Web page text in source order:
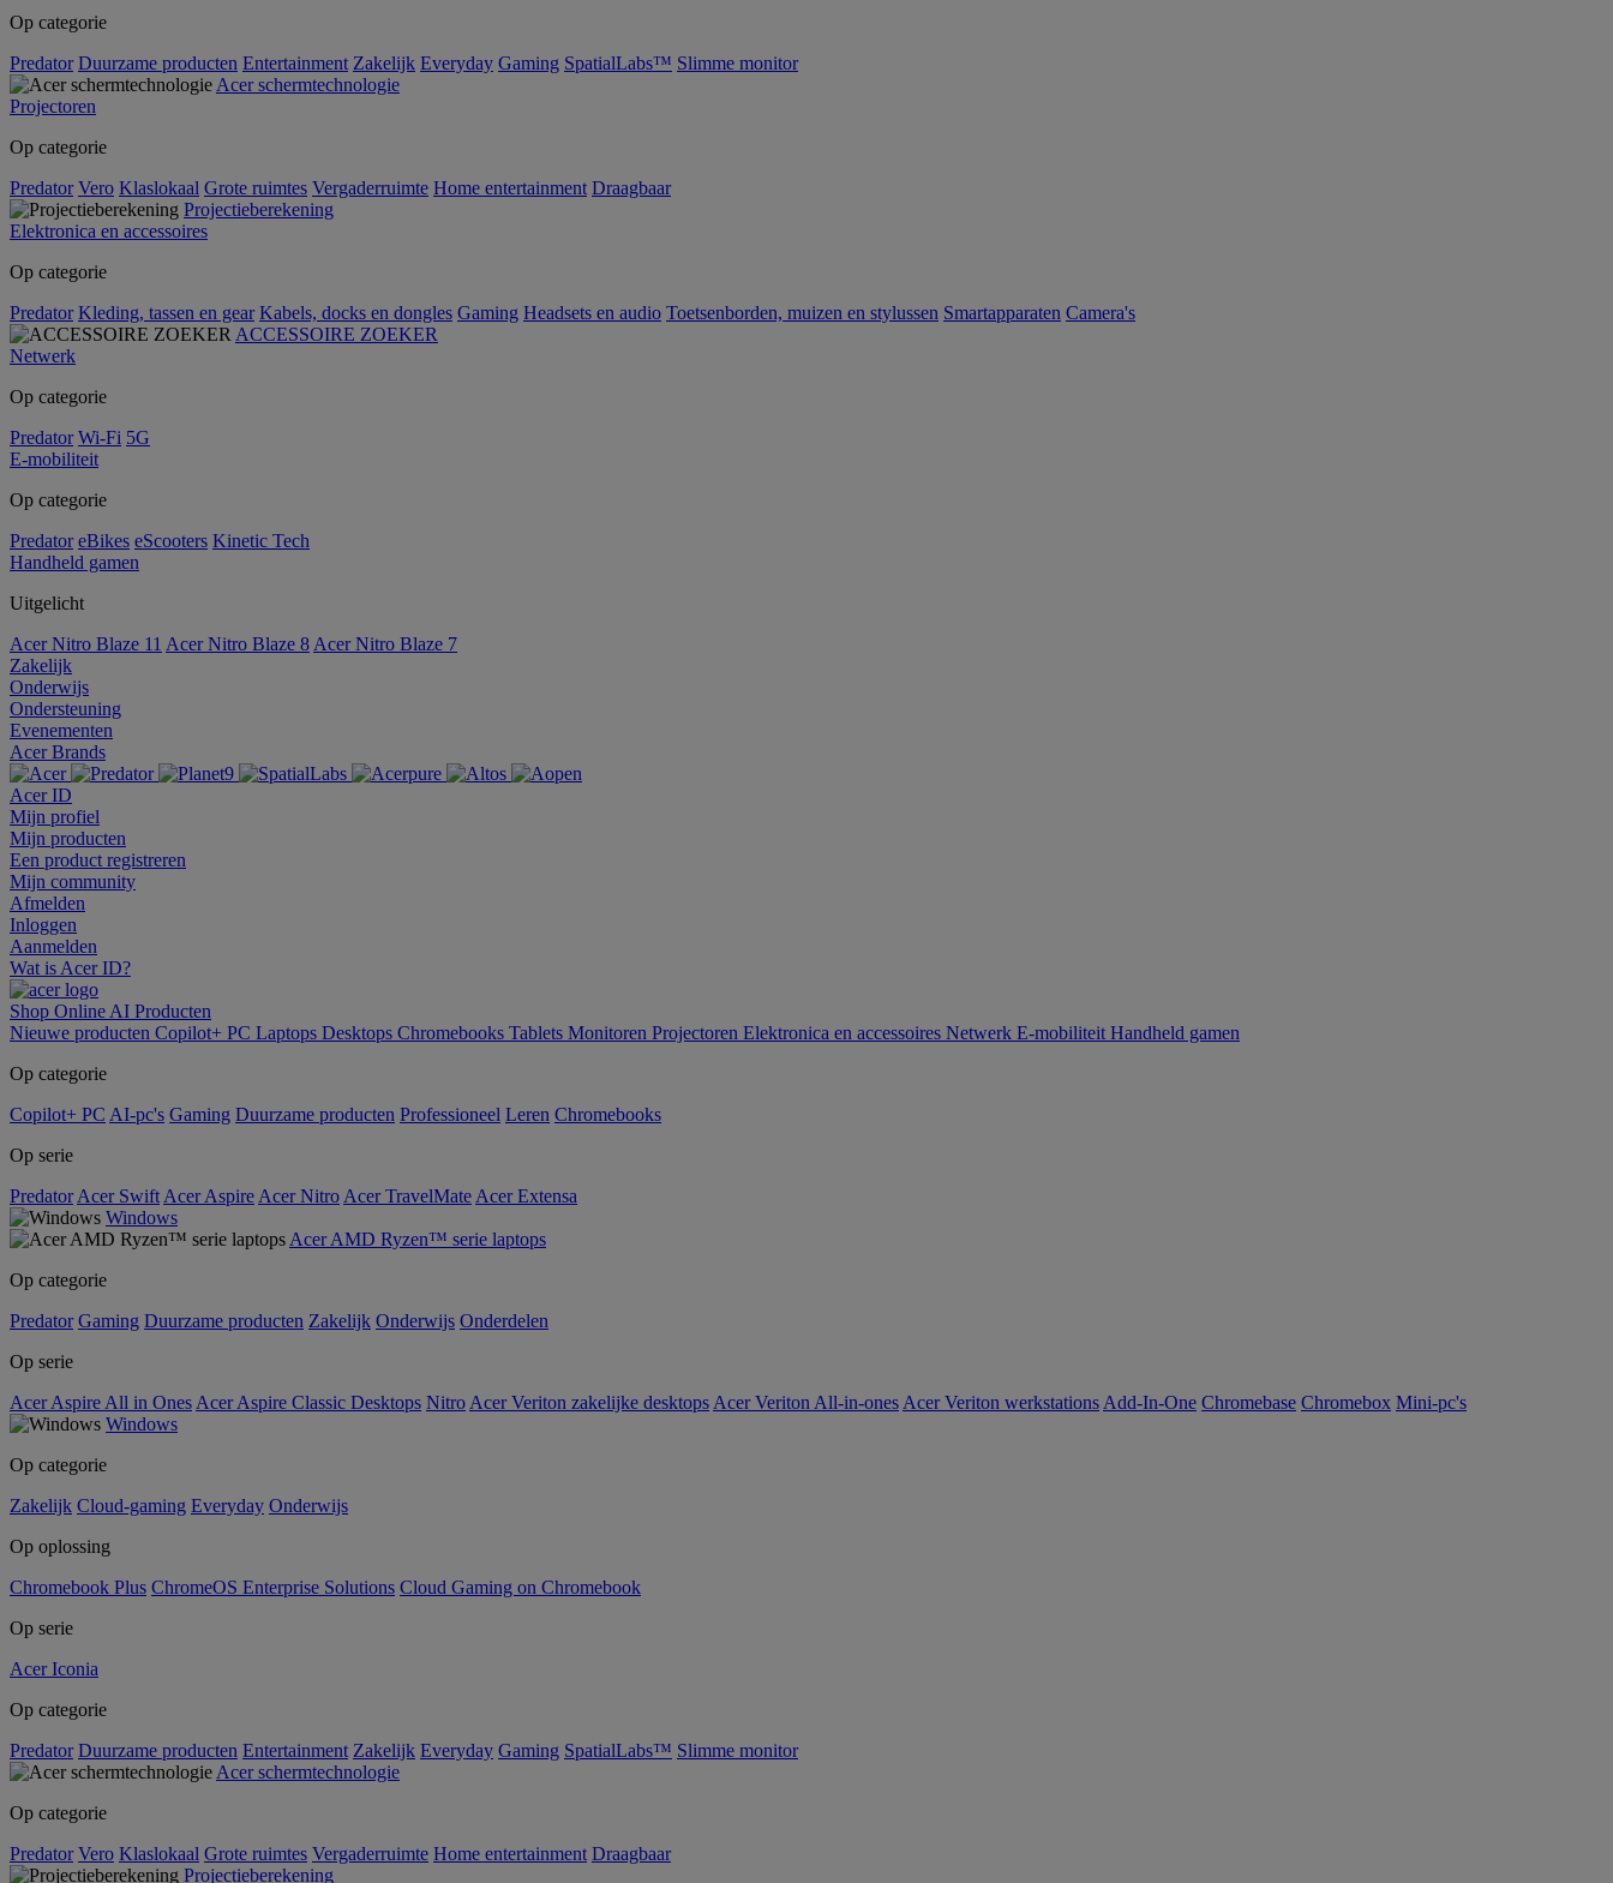
Op categorie
Predator Duurzame producten Entertainment Zakelijk Everyday Gaming SpatialLabs™ Slimme monitor
Acer schermtechnologie
Projectoren
Op categorie
Predator Vero Klaslokaal Grote ruimtes Vergaderruimte Home entertainment Draagbaar
Projectieberekening
Elektronica en accessoires
Op categorie
Predator Kleding, tassen en gear Kabels, docks en dongles Gaming Headsets en audio Toetsenborden, muizen en stylussen Smartapparaten Camera's
ACCESSOIRE ZOEKER
Netwerk
Op categorie
Predator Wi-Fi 5G
E-mobiliteit
Op categorie
Predator eBikes eScooters Kinetic Tech
Handheld gamen
Uitgelicht
Acer Nitro Blaze 11 Acer Nitro Blaze 8 Acer Nitro Blaze 7
Zakelijk
Onderwijs
Ondersteuning
Evenementen
Acer Brands
Acer ID
Mijn profiel
Mijn producten
Een product registreren
Mijn community
Afmelden
Inloggen
Aanmelden
Wat is Acer ID?
Shop Online AI Producten
Nieuwe producten Copilot+ PC Laptops Desktops Chromebooks Tablets Monitoren Projectoren Elektronica en accessoires Netwerk E-mobiliteit Handheld gamen
Op categorie
Copilot+ PC AI-pc's Gaming Duurzame producten Professioneel Leren Chromebooks
Op serie
Predator Acer Swift Acer Aspire Acer Nitro Acer TravelMate Acer Extensa
Windows
Acer AMD Ryzen™ serie laptops
Op categorie
Predator Gaming Duurzame producten Zakelijk Onderwijs Onderdelen
Op serie
Acer Aspire All in Ones Acer Aspire Classic Desktops Nitro Acer Veriton zakelijke desktops Acer Veriton All-in-ones Acer Veriton werkstations Add-In-One Chromebase Chromebox Mini-pc's
Windows
Op categorie
Zakelijk Cloud-gaming Everyday Onderwijs
Op oplossing
Chromebook Plus ChromeOS Enterprise Solutions Cloud Gaming on Chromebook
Op serie
Acer Iconia
Op categorie
Predator Duurzame producten Entertainment Zakelijk Everyday Gaming SpatialLabs™ Slimme monitor
Acer schermtechnologie
Op categorie
Predator Vero Klaslokaal Grote ruimtes Vergaderruimte Home entertainment Draagbaar
Projectieberekening